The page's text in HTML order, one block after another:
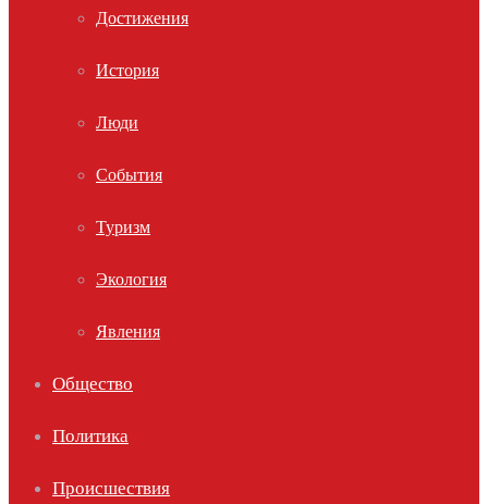
Достижения
История
Люди
События
Туризм
Экология
Явления
Общество
Политика
Происшествия